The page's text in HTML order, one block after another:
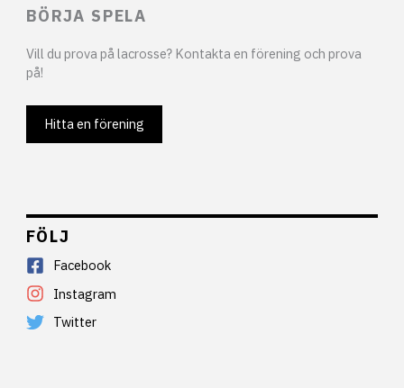
BÖRJA SPELA
Vill du prova på lacrosse? Kontakta en förening och prova
på!
Hitta en förening
FÖLJ
Facebook
Instagram
Twitter